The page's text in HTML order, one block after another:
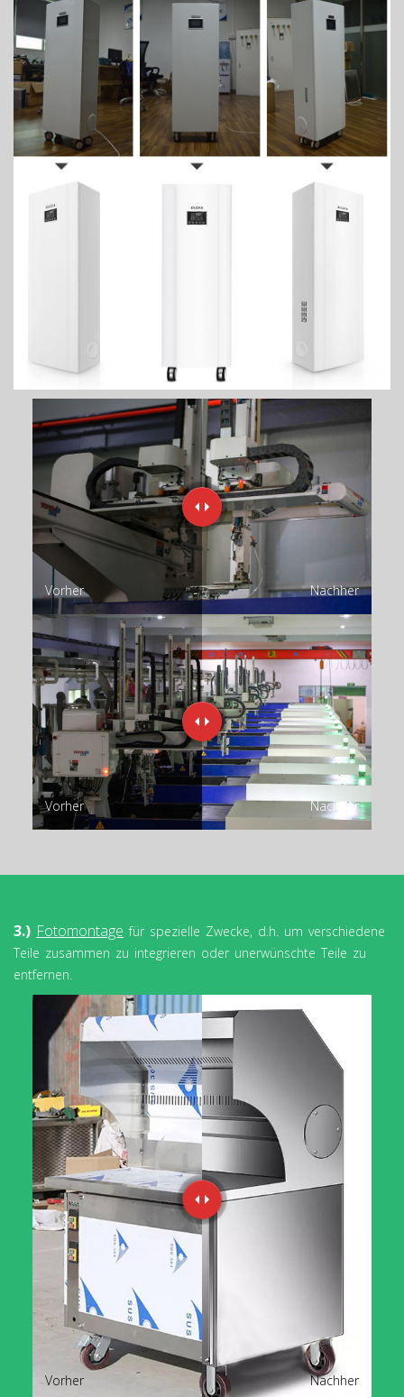
Nachher
Vorher
Nachher
Vorher
3.) Fotomontage für spezielle Zwecke, d.h. um verschiedene
Teile zusammen zu integrieren oder unerwünschte Teile zu
entfernen.
Nachher
Vorher